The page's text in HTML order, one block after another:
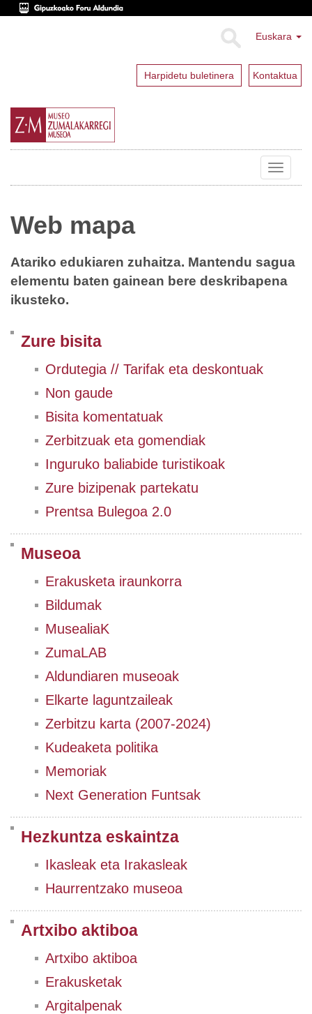
Euskara
Harpidetu buletinera Kontaktua
Toggle
Web mapa
Atariko edukiaren zuhaitza. Mantendu sagua
elementu baten gainean bere deskribapena
ikusteko.
Zure bisita
Ordutegia // Tarifak eta deskontuak
Non gaude
Bisita komentatuak
Zerbitzuak eta gomendiak
Inguruko baliabide turistikoak
Zure bizipenak partekatu
Prentsa Bulegoa 2.0
Museoa
Erakusketa iraunkorra
Bildumak
MusealiaK
ZumaLAB
Aldundiaren museoak
Elkarte laguntzaileak
Zerbitzu karta (2007-2024)
Kudeaketa politika
Memoriak
Next Generation Funtsak
Hezkuntza eskaintza
Ikasleak eta Irakasleak
Haurrentzako museoa
Artxibo aktiboa
Artxibo aktiboa
Erakusketak
Argitalpenak